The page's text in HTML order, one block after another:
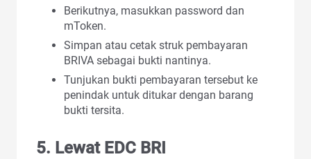
Berikutnya, masukkan password dan
mToken.
Simpan atau cetak struk pembayaran
BRIVA sebagai bukti nantinya.
Tunjukan bukti pembayaran tersebut ke
penindak untuk ditukar dengan barang
bukti tersita.
5. Lewat EDC BRI